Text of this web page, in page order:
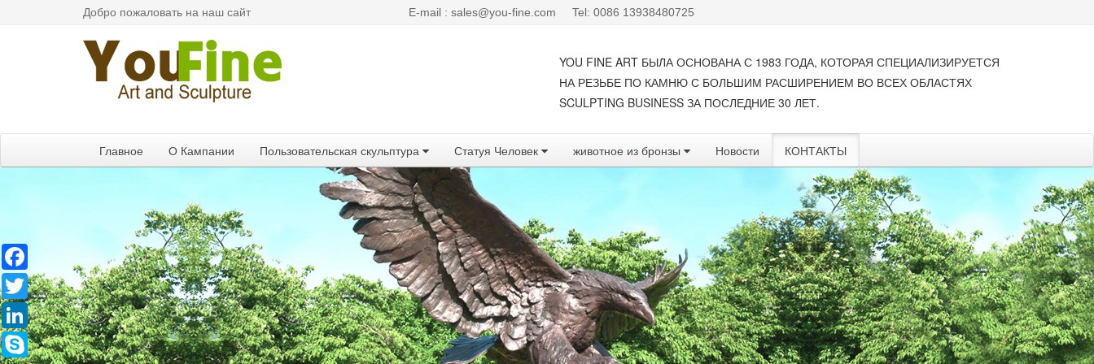
Добро пожаловать на наш сайт E-mail : sales@you-fine.com Tel: 0086 13938480725
YOU FINE ART БЫЛА ОСНОВАНА С 1983 ГОДА, КОТОРАЯ СПЕЦИАЛИЗИРУЕТСЯ
НА РЕЗЬБЕ ПО КАМНЮ С БОЛЬШИМ РАСШИРЕНИЕМ ВО ВСЕХ ОБЛАСТЯХ
SCULPTING BUSINESS ЗА ПОСЛЕДНИЕ 30 ЛЕТ.
Главное О Кампании Пользовательская скульптура Статуя Человек животное из бронзы Новости КОНТАКТЫ
Twitter
LinkedIn
Skype